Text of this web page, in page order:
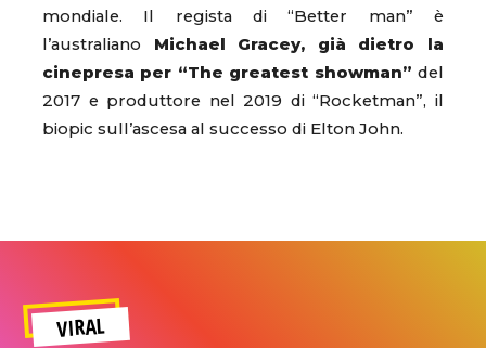
mondiale. Il regista di “Better man” è
l’australiano Michael Gracey, già dietro la
cinepresa per “The greatest showman” del
2017 e produttore nel 2019 di “Rocketman”, il
biopic sull’ascesa al successo di Elton John.
VIRAL